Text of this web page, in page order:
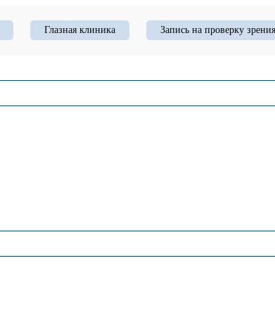
Глазная клиника Запись на проверку зрения